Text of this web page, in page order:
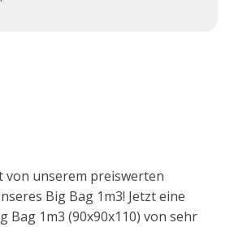
von unserem preiswerten
Big Bag 1m3! Jetzt eine
Bag 1m3 (90x90x110) von sehr